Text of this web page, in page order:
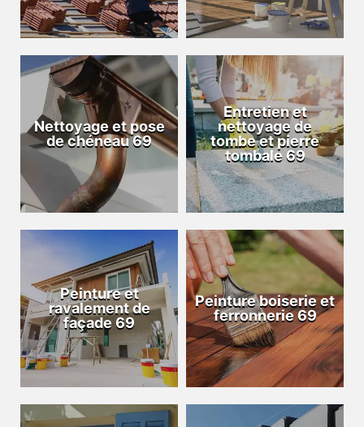
Nettoyage et pose
de chéneau 69
Entretien et
nettoyage de
tombe et pierre
tombale 69
Peinture et
ravalement de
façade 69
Peinture boiserie et
ferronnerie 69